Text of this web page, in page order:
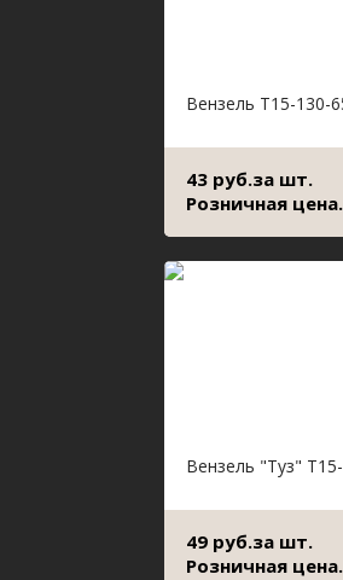
Вензель Т15-130-
43 руб.за шт.
Розничная цена.
Вензель "Туз"
49 руб.за шт.
Розничная цена.